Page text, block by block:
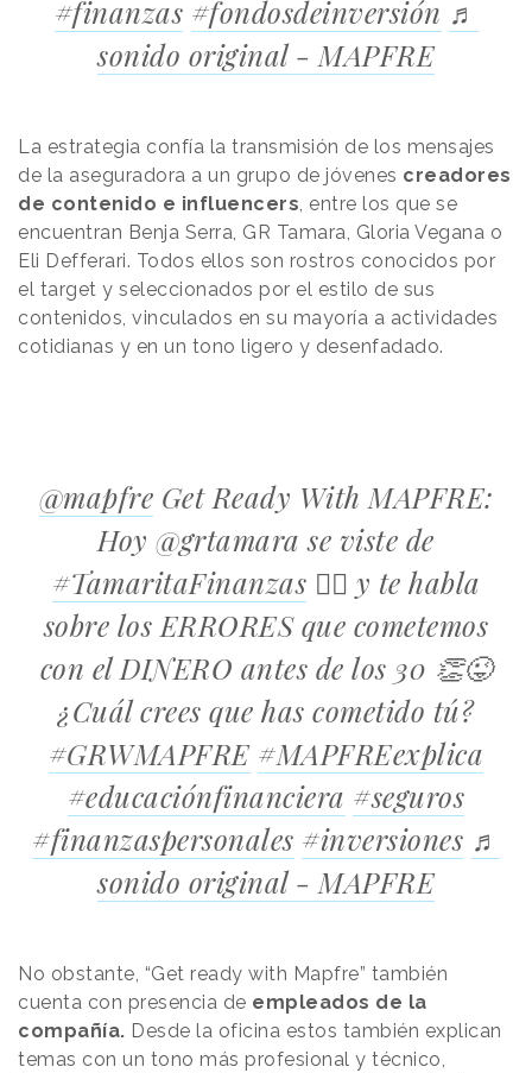
#finanzas #fondosdeinversión ♬
sonido original - MAPFRE
La estrategia confía la transmisión de los mensajes
de la aseguradora a un grupo de jóvenes creadores
de contenido e influencers, entre los que se
encuentran Benja Serra, GR Tamara, Gloria Vegana o
Eli Defferari. Todos ellos son rostros conocidos por
el target y seleccionados por el estilo de sus
contenidos, vinculados en su mayoría a actividades
cotidianas y en un tono ligero y desenfadado.
@mapfre Get Ready With MAPFRE:
Hoy @grtamara se viste de
#TamaritaFinanzas 💁‍♀️ y te habla
sobre los ERRORES que cometemos
con el DINERO antes de los 30 👏😜
¿Cuál crees que has cometido tú?
#GRWMAPFRE #MAPFREexplica
#educaciónfinanciera #seguros
#finanzaspersonales #inversiones ♬
sonido original - MAPFRE
No obstante, “Get ready with Mapfre” también
cuenta con presencia de empleados de la
compañía. Desde la oficina estos también explican
temas con un tono más profesional y técnico,